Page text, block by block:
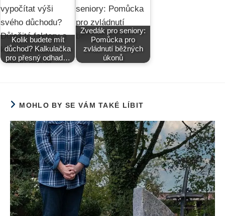
Kolik budete mít
důchod? Kalkulačka
pro přesný odhad…
Zvedák pro seniory:
Pomůcka pro
zvládnutí běžných
úkonů
MOHLO BY SE VÁM TAKÉ LÍBIT